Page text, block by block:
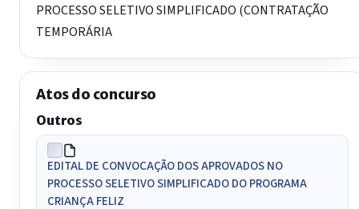
PROCESSO SELETIVO SIMPLIFICADO (CONTRATAÇÃO
TEMPORÁRIA
Atos do concurso
Outros
EDITAL DE CONVOCAÇÃO DOS APROVADOS NO
PROCESSO SELETIVO SIMPLIFICADO DO PROGRAMA
CRIANÇA FELIZ